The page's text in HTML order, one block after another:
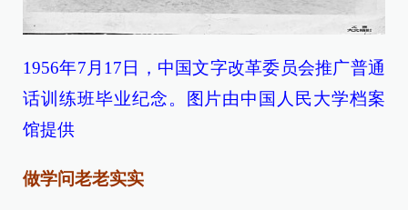
1956年7月17日，中国文字改革委员会推广普通
话训练班毕业纪念。图片由中国人民大学档案
馆提供
做学问老老实实